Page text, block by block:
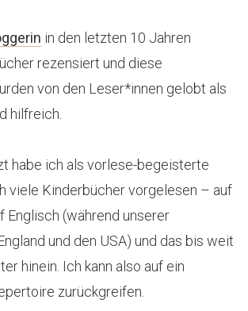
in den letzten 10 Jahren
rezensiert und diese
von den Leser*innen gelobt als
hilfreich.
habe ich als vorlese-begeisterte
viele Kinderbücher vorgelesen – auf
Englisch (während unserer
und den USA) und das bis weit
hinein. Ich kann also auf ein
zurückgreifen.